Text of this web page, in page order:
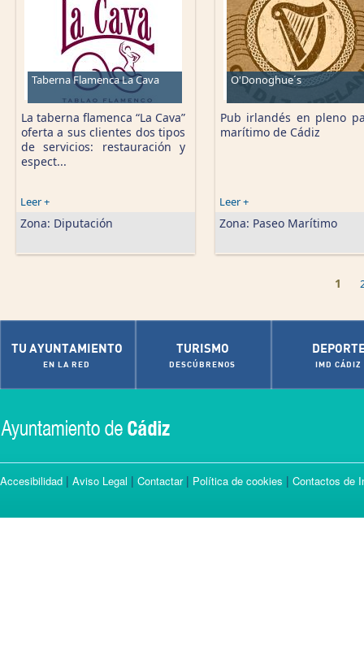
Taberna Flamenca La Cava
La taberna flamenca “La Cava”
oferta a sus clientes dos tipos
de servicios: restauración y
espect...
Leer +
Zona: Diputación
O'Donoghue´s
Pub irlandés en pleno
marítimo de Cádiz
Leer +
Zona: Paseo Marítimo
1
TU AYUNTAMIENTO
EN LA RED
TURISMO
DESCÚBRENOS IMD CÁDIZ
Accesibilidad | Aviso Legal | Contactar| Política de cookies | Contactos de